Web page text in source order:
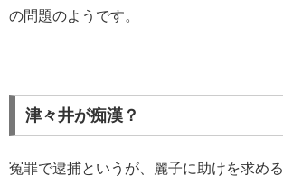
の問題のようです。
津々井が痴漢？
冤罪で逮捕というが、麗子に助けを求める